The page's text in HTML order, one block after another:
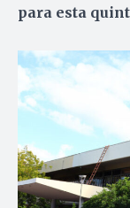
para esta